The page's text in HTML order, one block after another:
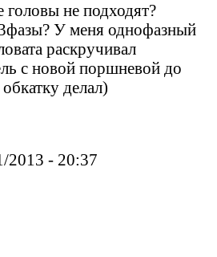
не подходят?
У меня однофазный
раскручивал
с новой поршневой до
делал)
2013 - 20:37